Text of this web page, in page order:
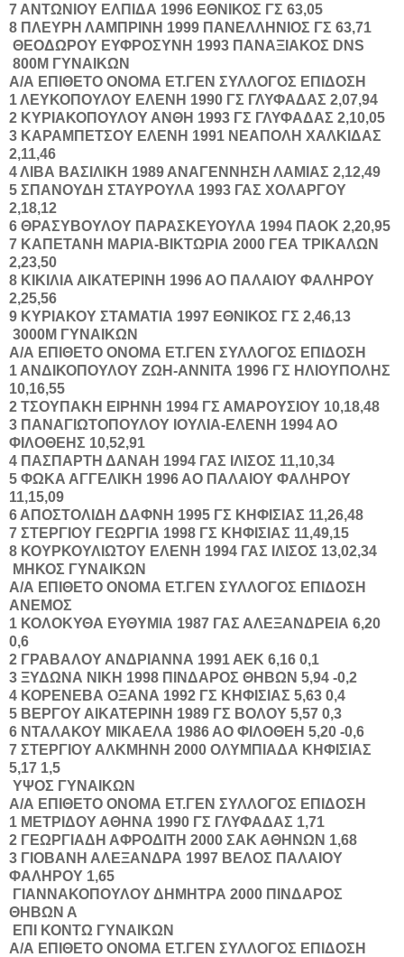
7 ΑΝΤΩΝΙΟΥ ΕΛΠΙΔΑ 1996 ΕΘΝΙΚΟΣ ΓΣ 63,05
8 ΠΛΕΥΡΗ ΛΑΜΠΡΙΝΗ 1999 ΠΑΝΕΛΛΗΝΙΟΣ ΓΣ 63,71
ΘΕΟΔΩΡΟΥ ΕΥΦΡΟΣΥΝΗ 1993 ΠΑΝΑΞΙΑΚΟΣ DNS
800Μ ΓΥΝΑΙΚΩΝ
Α/Α ΕΠΙΘΕΤΟ ΟΝΟΜΑ ΕΤ.ΓΕΝ ΣΥΛΛΟΓΟΣ ΕΠΙΔΟΣΗ
1ΛΕΥΚΟΠΟΥΛΟΥ ΕΛΕΝΗ 1990 ΓΣ ΓΛΥΦΑΔΑΣ 2,07,94
2 ΚΥΡΙΑΚΟΠΟΥΛΟΥ ΑΝΘΗ 1993 ΓΣ ΓΛΥΦΑΔΑΣ 2,10,05
3 ΚΑΡΑΜΠΕΤΣΟΥ ΕΛΕΝΗ 1991 ΝΕΑΠΟΛΗ ΧΑΛΚΙΔΑΣ
2,11,46
4ΛΙΒΑ ΒΑΣΙΛΙΚΗ 1989 ΑΝΑΓΕΝΝΗΣΗ ΛΑΜΙΑΣ 2,12,49
5 ΣΠΑΝΟΥΔΗ ΣΤΑΥΡΟΥΛΑ 1993 ΓΑΣ ΧΟΛΑΡΓΟΥ
2,18,12
6 ΘΡΑΣΥΒΟΥΛΟΥ ΠΑΡΑΣΚΕΥΟΥΛΑ 1994 ΠΑΟΚ 2,20,95
7 ΚΑΠΕΤΑΝΗ ΜΑΡΙΑ-ΒΙΚΤΩΡΙΑ 2000 ΓΕΑ ΤΡΙΚΑΛΩΝ
2,23,50
8 ΚΙΚΙΛΙΑ ΑΙΚΑΤΕΡΙΝΗ 1996 ΑΟ ΠΑΛΑΙΟΥ ΦΑΛΗΡΟΥ
2,25,56
9 ΚΥΡΙΑΚΟΥ ΣΤΑΜΑΤΙΑ 1997 ΕΘΝΙΚΟΣ ΓΣ 2,46,13
3000Μ ΓΥΝΑΙΚΩΝ
Α/Α ΕΠΙΘΕΤΟ ΟΝΟΜΑ ΕΤ.ΓΕΝ ΣΥΛΛΟΓΟΣ ΕΠΙΔΟΣΗ
1 ΑΝΔΙΚΟΠΟΥΛΟΥ ΖΩΗ-ΑΝΝΙΤΑ 1996 ΓΣ ΗΛΙΟΥΠΟΛΗΣ
10,16,55
2 ΤΣΟΥΠΑΚΗ ΕΙΡΗΝΗ 1994 ΓΣ ΑΜΑΡΟΥΣΙΟΥ 10,18,48
3 ΠΑΝΑΓΙΩΤΟΠΟΥΛΟΥ ΙΟΥΛΙΑ-ΕΛΕΝΗ 1994 ΑΟ
ΦΙΛΟΘΕΗΣ 10,52,91
4 ΠΑΣΠΑΡΤΗ ΔΑΝΑΗ 1994 ΓΑΣ ΙΛΙΣΟΣ 11,10,34
5 ΦΩΚΑ ΑΓΓΕΛΙΚΗ 1996 ΑΟ ΠΑΛΑΙΟΥ ΦΑΛΗΡΟΥ
11,15,09
6 ΑΠΟΣΤΟΛΙΔΗ ΔΑΦΝΗ 1995 ΓΣ ΚΗΦΙΣΙΑΣ 11,26,48
7 ΣΤΕΡΓΙΟΥ ΓΕΩΡΓΙΑ 1998 ΓΣ ΚΗΦΙΣΙΑΣ 11,49,15
8 ΚΟΥΡΚΟΥΛΙΩΤΟΥ ΕΛΕΝΗ 1994 ΓΑΣ ΙΛΙΣΟΣ 13,02,34
ΜΗΚΟΣ ΓΥΝΑΙΚΩΝ
Α/Α ΕΠΙΘΕΤΟ ΟΝΟΜΑ ΕΤ.ΓΕΝ ΣΥΛΛΟΓΟΣ ΕΠΙΔΟΣΗ
ΑΝΕΜΟΣ
1 ΚΟΛΟΚΥΘΑ ΕΥΘΥΜΙΑ 1987 ΓΑΣ ΑΛΕΞΑΝΔΡΕΙΑ 6,20
0,6
2 ΓΡΑΒΑΛΟΥ ΑΝΔΡΙΑΝΝΑ 1991 ΑΕΚ 6,16 0,1
3 ΞΥΔΩΝΑ ΝΙΚΗ 1998 ΠΙΝΔΑΡΟΣ ΘΗΒΩΝ 5,94 -0,2
4 ΚΟΡΕΝΕΒΑ ΟΞΑΝΑ 1992 ΓΣ ΚΗΦΙΣΙΑΣ 5,63 0,4
5 ΒΕΡΓΟΥ ΑΙΚΑΤΕΡΙΝΗ 1989 ΓΣ ΒΟΛΟΥ 5,57 0,3
6 ΝΤΑΛΑΚΟΥ ΜΙΚΑΕΛΑ 1986 ΑΟ ΦΙΛΟΘΕΗ 5,20 -0,6
7 ΣΤΕΡΓΙΟΥ ΑΛΚΜΗΝΗ 2000 ΟΛΥΜΠΙΑΔΑ ΚΗΦΙΣΙΑΣ
5,17 1,5
ΥΨΟΣ ΓΥΝΑΙΚΩΝ
Α/Α ΕΠΙΘΕΤΟ ΟΝΟΜΑ ΕΤ.ΓΕΝ ΣΥΛΛΟΓΟΣ ΕΠΙΔΟΣΗ
1 ΜΕΤΡΙΔΟΥ ΑΘΗΝΑ 1990 ΓΣ ΓΛΥΦΑΔΑΣ 1,71
2 ΓΕΩΡΓΙΑΔΗ ΑΦΡΟΔΙΤΗ 2000 ΣΑΚ ΑΘΗΝΩΝ 1,68
3 ΓΙΟΒΑΝΗ ΑΛΕΞΑΝΔΡΑ 1997 ΒΕΛΟΣ ΠΑΛΑΙΟΥ
ΦΑΛΗΡΟΥ 1,65
ΓΙΑΝΝΑΚΟΠΟΥΛΟΥΔΗΜΗΤΡΑ 2000 ΠΙΝΔΑΡΟΣ
ΘΗΒΩΝ Α
ΕΠΙ ΚΟΝΤΩ ΓΥΝΑΙΚΩΝ
Α/Α ΕΠΙΘΕΤΟ ΟΝΟΜΑ ΕΤ.ΓΕΝ ΣΥΛΛΟΓΟΣ ΕΠΙΔΟΣΗ